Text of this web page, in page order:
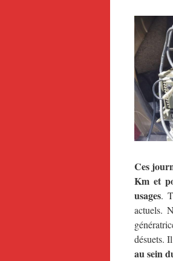
Ces
Km et
usages.
actuels.
désuets.
au sein